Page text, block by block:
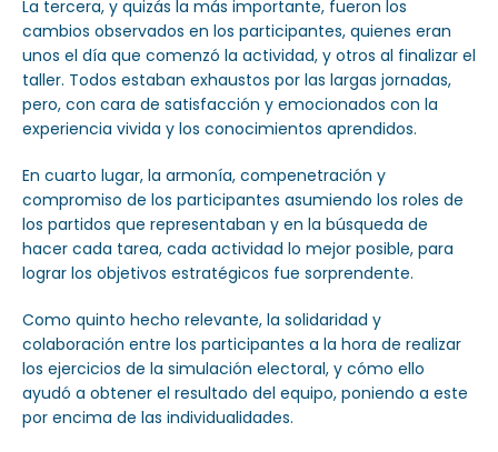
La tercera, y quizás la más importante, fueron los
cambios observados en los participantes, quienes eran
unos el día que comenzó la actividad, y otros al finalizar el
taller. Todos estaban exhaustos por las largas jornadas,
pero, con cara de satisfacción y emocionados con la
experiencia vivida y los conocimientos aprendidos.
En cuarto lugar, la armonía, compenetración y
compromiso de los participantes asumiendo los roles de
los partidos que representaban y en la búsqueda de
hacer cada tarea, cada actividad lo mejor posible, para
lograr los objetivos estratégicos fue sorprendente.
Como quinto hecho relevante, la solidaridad y
colaboración entre los participantes a la hora de realizar
los ejercicios de la simulación electoral, y cómo ello
ayudó a obtener el resultado del equipo, poniendo a este
por encima de las individualidades.